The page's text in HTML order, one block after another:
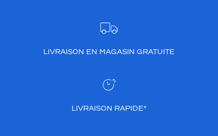
LIVRAISON EN MAGASIN GRATUITE
LIVRAISON RAPIDE*